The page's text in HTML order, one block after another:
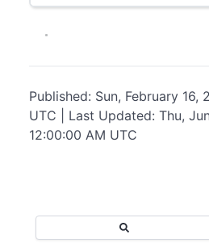
Published: Sun, February
UTC | Last Updated: Thu,
12:00:00 AM UTC